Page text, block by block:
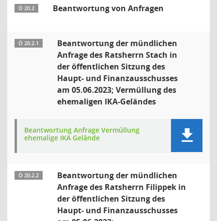
Ö 20.2 Beantwortung von Anfragen
Ö 20.2.1
Beantwortung der mündlichen
Anfrage des Ratsherrn Stach in
der öffentlichen Sitzung des
Haupt- und Finanzausschusses
am 05.06.2023; Vermüllung des
ehemaligen IKA-Geländes
Beantwortung Anfrage Vermüllung
ehemalige IKA Gelände
Ö 20.2.2
Beantwortung der mündlichen
Anfrage des Ratsherrn Filippek in
der öffentlichen Sitzung des
Haupt- und Finanzausschusses